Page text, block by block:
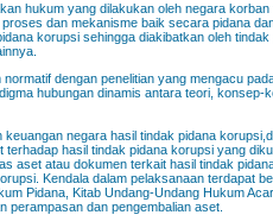
hukum yang dilakukan oleh negara
dan mekanisme baik secara pidana
korupsi sehingga diakibatkan oleh
normatif dengan penelitian yang mengacu
hubungan dinamis antara teori,
negara hasil tindak pidana
hasil tindak pidana korupsi yang
aset atau dokumen terkait hasil tindak
Kendala dalam pelaksanaan terdapat
Pidana, Kitab Undang-Undang Hukum
perampasan dan pengembalian aset.